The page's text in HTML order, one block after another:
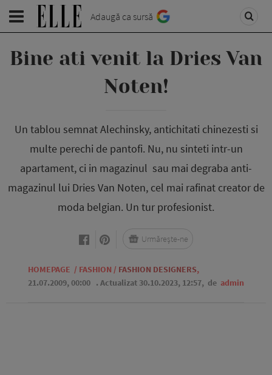
Adaugă ca sursă
Bine ati venit la Dries Van
Noten!
Un tablou semnat Alechinsky, antichitati chinezesti si
multe perechi de pantofi. Nu, nu sinteti intr-un
apartament, ci in magazinul sau mai degraba anti-
magazinul lui Dries Van Noten, cel mai rafinat creator de
moda belgian. Un tur profesionist.
HOMEPAGE / FASHION / FASHION DESIGNERS,
21.07.2009, 00:00 . Actualizat 30.10.2023, 12:57, de admin
Urmărește-ne